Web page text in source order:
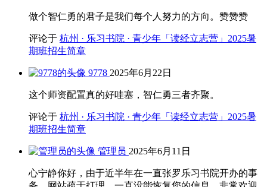
做个智仁勇的君子是我们每个人努力的方向。赞赞赞
评论于 杭州 · 乐习书院 · 青少年「读经立志营」2025暑
期班招生简章
9778 2025年6月22日
这个师资配置真的好哇塞，智仁勇三者齐聚。
评论于 杭州 · 乐习书院 · 青少年「读经立志营」2025暑
期班招生简章
管理员 2025年6月11日
心宁静你好，由于近半年在一直张罗乐习书院开办的事